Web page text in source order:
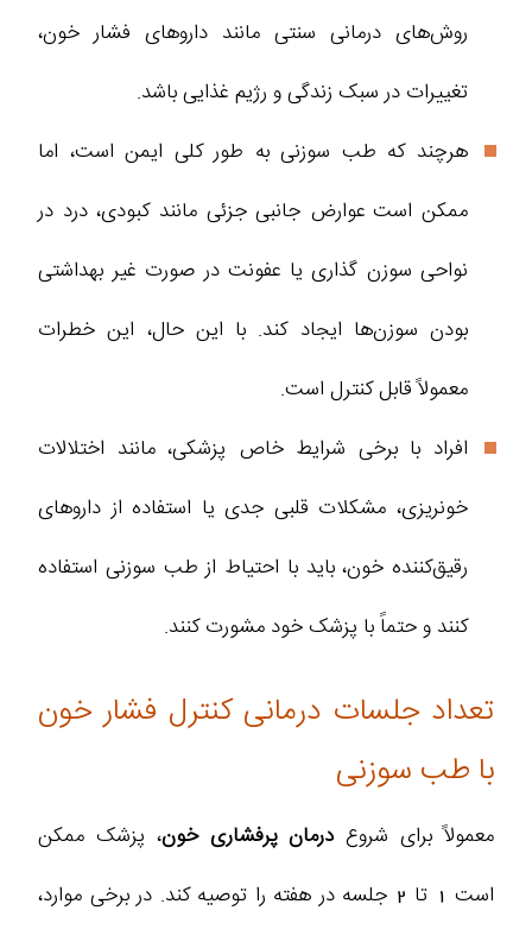
روش‌های درمانی سنتی مانند داروهای فشار خون،
تغییرات در سبک زندگی و رژیم غذایی باشد.
هرچند که طب سوزنی به طور کلی ایمن است، اما
ممکن است عوارض جانبی جزئی مانند کبودی، درد در
نواحی سوزن گذاری یا عفونت در صورت غیر بهداشتی
بودن سوزن‌ها ایجاد کند. با این حال، این خطرات
معمولاً قابل کنترل است.
افراد با برخی شرایط خاص پزشکی، مانند اختلالات
خونریزی، مشکلات قلبی جدی یا استفاده از داروهای
رقیق‌کننده خون، باید با احتیاط از طب سوزنی استفاده
کنند و حتماً با پزشک خود مشورت کنند.
تعداد جلسات درمانی کنترل فشار خون
با طب سوزنی
معمولاً برای شروعدرمان پرفشاری خون، پزشک ممکن
است 1 تا 2 جلسه در هفته را توصیه کند. در برخی موارد،